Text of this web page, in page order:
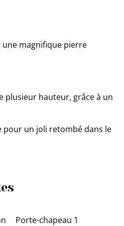
magnifique pierre
plusieur hauteur, grâce à un
un joli retombé dans le
Porte-chapeau 1